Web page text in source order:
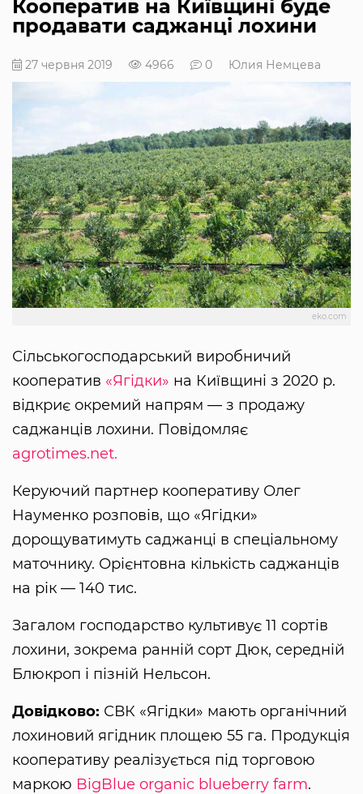
Кооператив на Київщині буде
продавати саджанці лохини
27 червня 2019 4966 0 Юлия Немцева
eko.com
Сільськогосподарський виробничий
кооператив «Ягідки» на Київщині з 2020 р.
відкриє окремий напрям — з продажу
саджанців лохини. Повідомляє
agrotimes.net.
Керуючий партнер кооперативу Олег
Науменко розповів, що «Ягідки»
дорощуватимуть саджанці в спеціальному
маточнику. Орієнтовна кількість саджанців
на рік — 140 тис.
Загалом господарство культивує 11 сортів
лохини, зокрема ранній сорт Дюк, середній
Блюкроп і пізній Нельсон.
Довідково: СВК «Ягідки» мають органічний
лохиновий ягідник площею 55 га. Продукція
кооперативу реалізується під торговою
маркою BigBlue organic blueberry farm.